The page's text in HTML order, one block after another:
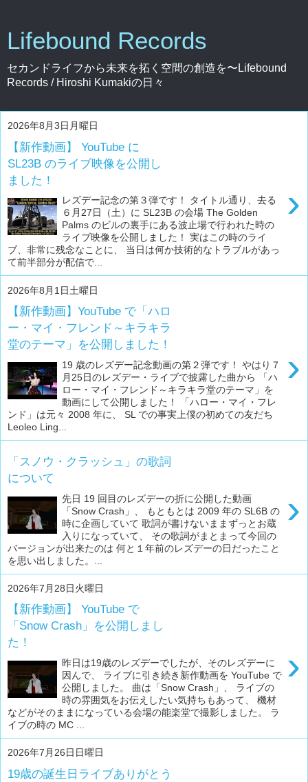
Lifebound Records
セカンドライフから未来を拓く空間の創造を〜Lifebound
Records / Hiroshi Kumakiの日々
2026年8月3日月曜日
【新作動画】 YouTube に
SL23B のライブ映像を公開し
ました！
›
レズデー記念の第３弾です！ タイトル通り、去る
６月27日（土）に SL23B の会場 The Golden
Palms のビルの裏手にある波止場で行われた時の
ライブ映像を公開しました！ 実はこの時のライ
ブ、非常に残念なことに、 当日は何か技術的なトラブルがあっ
て前半部分が配信で...
2026年8月1日土曜日
【新作動画】YouTube で「ハロ
ー・マイ・フレンド～キラキラ
堂のテーマ」を公開しました！
›
19 歳のレズデー記念動画の第２弾です！ やはり７
月25日のレズデー・ライブで披露した曲から 「ハ
ロー・マイ・フレンド～キラキラ堂のテーマ」を
動画にして公開しました！ 「ハロー・マイ・フレ
ンド」は元々 2008 年に、 SL での事実上僕の初めての友だち
Leoleo Ling...
「スノウ・クラッシュ」の歌詞
について
›
先日 19 回目のレズデーの折に公開した動画
「Snow Crash」、 もともとは 2009 年の SL6B の
時に企画していて 歌詞が書けないままずっとお蔵
入りになっていて、 その歌詞がまとまって今回の
バージョンが出来たのは 何と１年前のレズデーの日だったこと
を思い出しました。...
2026年7月28日火曜日
【新作動画】 YouTube で
「Snow Crash」を公開しまし
た！
›
昨日は19歳のレズデーでしたが、そのレズデーに
因んで、 ライブに引き続き新作動画を YouTube で
公開しました。 曲は「Snow Crash」、 ライブの
時の雰囲気をお伝えしたい気持ちもあって、 機材
などがそのままになっている会場の能楽堂で撮影しました。 ラ
イブの時の MC ...
2026年7月26日日曜日
19歳の誕生日ライブありがとう